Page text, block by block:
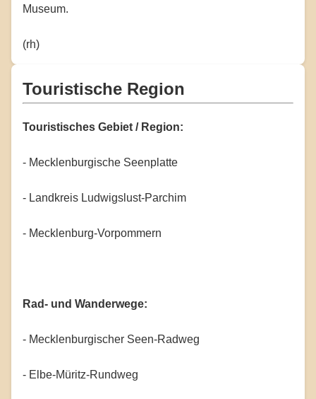
Museum.
(rh)
Touristische Region
Touristisches Gebiet / Region:
- Mecklenburgische Seenplatte
- Landkreis Ludwigslust-Parchim
- Mecklenburg-Vorpommern
Rad- und Wanderwege:
- Mecklenburgischer Seen-Radweg
- Elbe-Müritz-Rundweg